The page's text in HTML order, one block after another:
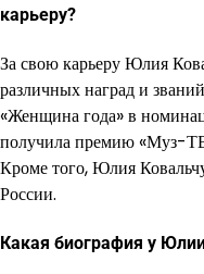
карьеру?
За свою карьеру Юлия
различных наград и
«Женщина года» в
получила премию «Муз-
Кроме того, Юлия
России.
Какая биография у